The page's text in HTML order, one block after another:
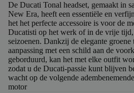
De Ducati Tonal headset, gemaakt in
New Era, heeft een essentiële en
het het perfecte accessoire is voor de
Ducatisti op het werk of in de vrije
seizoenen. Dankzij de elegante groene
aanpassing met een schild aan de
geborduurd, kan het met elke outfit
zodat u de Ducati-passie kunt blijven
wacht op de volgende
motor